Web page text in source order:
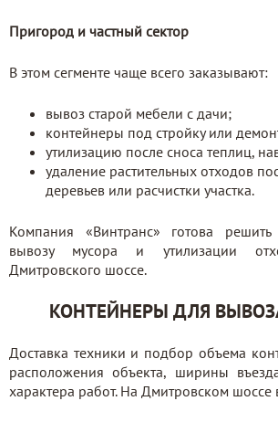
Пригород и частный сектор
В этом сегменте чаще всего заказывают:
вывоз старой мебели с дачи;
контейнеры под стройку или
утилизацию после сноса теплиц,
удаление растительных отходов
деревьев или расчистки участка.
Компания «Винтранс» готова
вывозу мусора и утилизации
Дмитровского шоссе.
КОНТЕЙНЕРЫ ДЛЯ
Доставка техники и подбор объема
расположения объекта, ширины
характера работ. На Дмитровском